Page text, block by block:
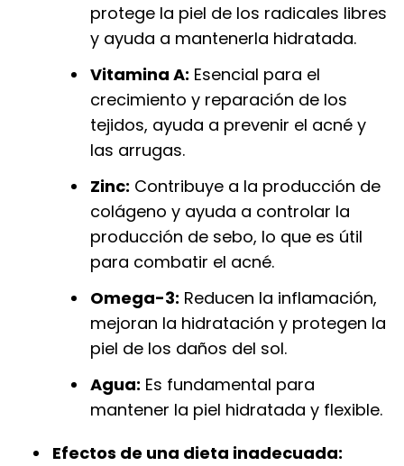
protege la piel de los radicales libres
y ayuda a mantenerla hidratada.
Vitamina A: Esencial para el
crecimiento y reparación de los
tejidos, ayuda a prevenir el acné y
las arrugas.
Zinc: Contribuye a la producción de
colágeno y ayuda a controlar la
producción de sebo, lo que es útil
para combatir el acné.
Omega-3: Reducen la inflamación,
mejoran la hidratación y protegen la
piel de los daños del sol.
Agua: Es fundamental para
mantener la piel hidratada y flexible.
Efectos de una dieta inadecuada: